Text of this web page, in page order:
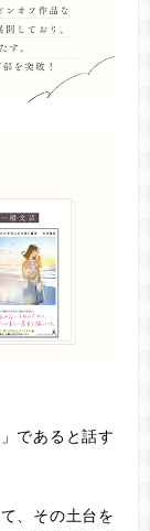
であると話す
、その土台を